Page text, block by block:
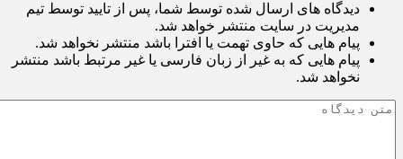
دیدگاه های ارسال شده توسط شما، پس از تایید توسط تیم
مدیریت در سایت منتشر خواهد شد.
پیام هایی که حاوی تهمت یا افترا باشد منتشر نخواهد شد.
پیام هایی که به غیر از زبان فارسی یا غیر مرتبط باشد منتشر
نخواهد شد.